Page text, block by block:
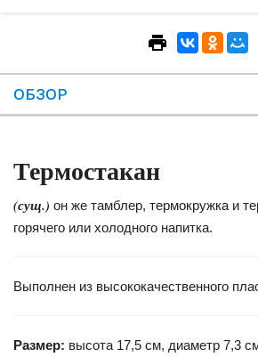
ОБЗОР
Термостакан
(сущ.) он же тамблер, термокружка и
горячего или холодного напитка.
Выполнен из высококачественного
Размер: высота 17,5 см, диаметр 7,3